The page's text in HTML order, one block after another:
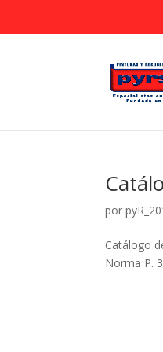
por
Catálogo
Norma P.